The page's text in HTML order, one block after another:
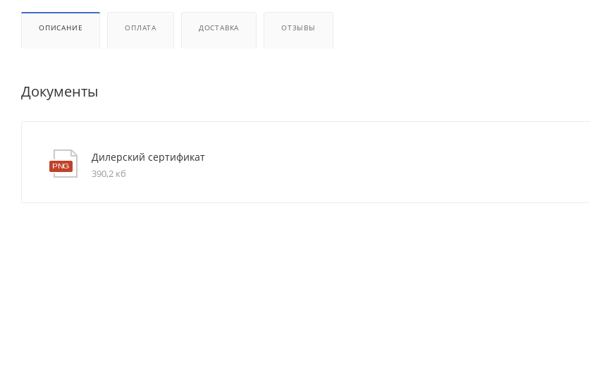
ОПИСАНИЕ ОПЛАТА ДОСТАВКА ОТЗЫВЫ
Документы
Дилерский сертификат
390,2 кб